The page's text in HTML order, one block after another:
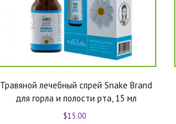
Травяной лечебный спрей Snake Brand
для горла и полости рта, 15 мл
$15.00